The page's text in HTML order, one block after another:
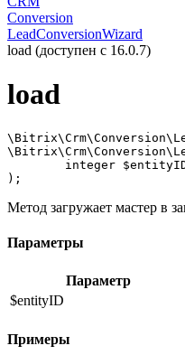
Conversion
LeadConversionWizard
load (доступен с 16.0.7)
load
Метод загружает мастер в
Параметры
Параметр
$entityID
Примеры